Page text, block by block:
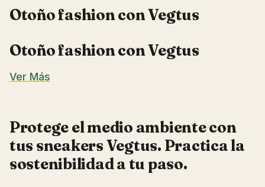
Otoño fashion con Vegtus
Otoño fashion con Vegtus
Ver Más
Protege el medio ambiente con
tus sneakers Vegtus. Practica la
sostenibilidad a tu paso.